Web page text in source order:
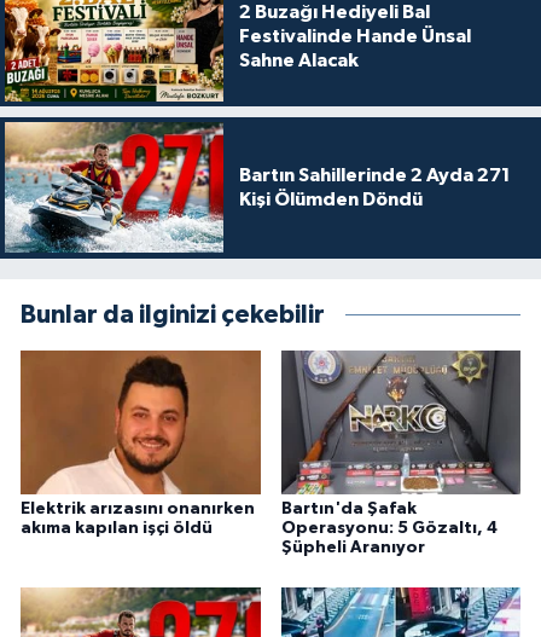
2 Buzağı Hediyeli Bal
Festivalinde Hande Ünsal
Sahne Alacak
Bartın Sahillerinde 2 Ayda 271
Kişi Ölümden Döndü
Bunlar da ilginizi çekebilir
Elektrik arızasını onanırken
akıma kapılan işçi öldü
Bartın'da Şafak
Operasyonu: 5 Gözaltı, 4
Şüpheli Aranıyor